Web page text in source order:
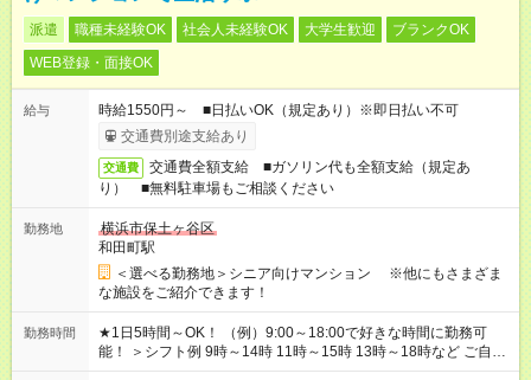
派遣 職種未経験OK 社会人未経験OK 大学生歓迎
ブランクOK
WEB登録・面接OK
給与
時給1550円～ ■日払いOK（規定あり）※即日払い不可
交通費別途支給あり
交通費
交通費全額支給 ■ガソリン代も全額支給（規定あ
り） ■無料駐車場もご相談ください
勤務地
横浜市保土ヶ谷区
和田町駅
＜選べる勤務地＞シニア向けマンション ※他にもさまざま
な施設をご紹介できます！
勤務時間
★1日5時間～OK！ （例）9:00～18:00で好きな時間に勤務可
能！ ＞シフト例 9時～14時 11時～15時 13時～18時など ご自身
のご都合に合わせて勤務時間をご相談ください！ ★家庭の都合